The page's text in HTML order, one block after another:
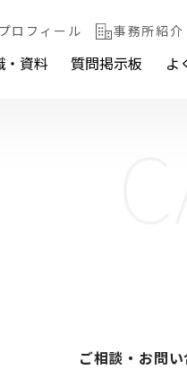
プロフィール 事務所紹介
・資料 質問掲示板 よ
ご相談・お問